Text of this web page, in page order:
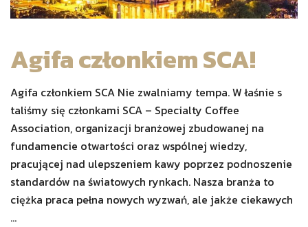
Agifa członkiem SCA!
Agifa członkiem SCA Nie zwalniamy tempa. W łaśnie s
taliśmy się członkami SCA – Specialty Coffee
Association, organizacji branżowej zbudowanej na
fundamencie otwartości oraz wspólnej wiedzy,
pracującej nad ulepszeniem kawy poprzez podnoszenie
standardów na światowych rynkach. Nasza branża to
ciężka praca pełna nowych wyzwań, ale jakże ciekawych
...